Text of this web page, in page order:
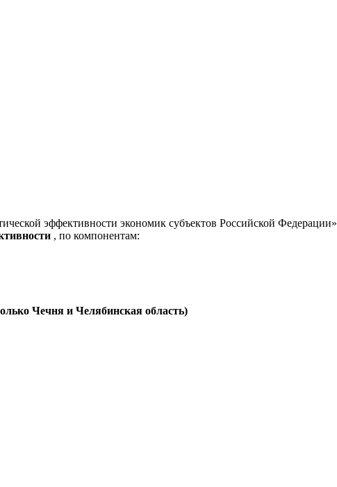
эффективности экономик субъектов Российской Федерации»
, по компонентам:
Чечня и Челябинская область)